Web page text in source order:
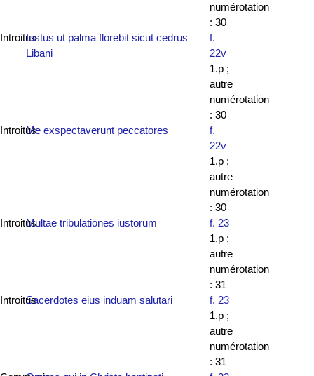
numérotation
: 30
IntroitusIustus ut palma florebit sicut cedrus
Libani
f.
22v
1.p ;
autre
numérotation
: 30
IntroitusMe exspectaverunt peccatores
f.
22v
1.p ;
autre
numérotation
: 30
IntroitusMultae tribulationes iustorum
f. 23
1.p ;
autre
numérotation
: 31
IntroitusSacerdotes eius induam salutari
f. 23
1.p ;
autre
numérotation
: 31